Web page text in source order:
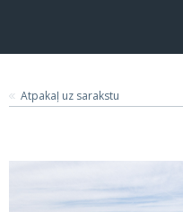
Atpakaļ uz sarakstu